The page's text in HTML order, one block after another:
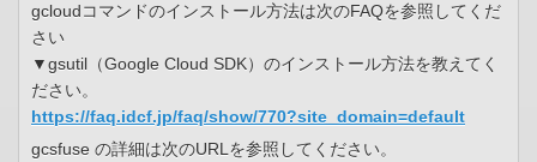
gcloudコマンドのインストール方法は次のFAQを参照してくだ
さい
▼gsutil（Google Cloud SDK）のインストール方法を教えてく
ださい。
https://faq.idcf.jp/faq/show/770?site_domain=default
gcsfuse の詳細は次のURLを参照してください。